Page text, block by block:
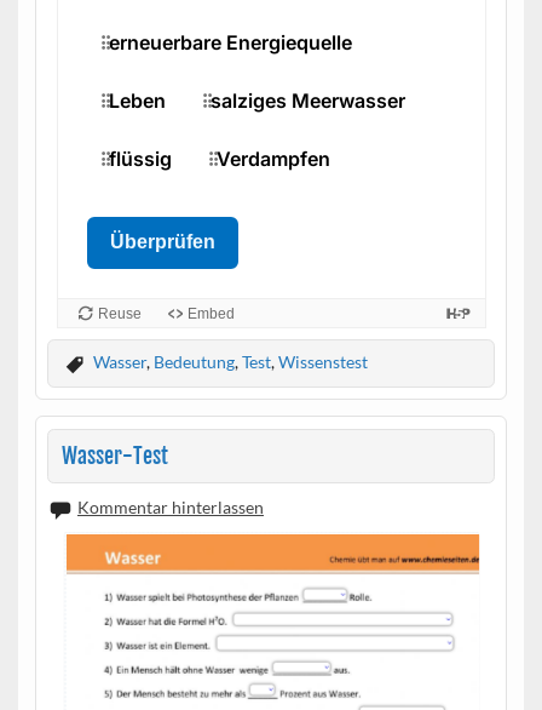
Wasser, Bedeutung,Test,Wissenstest
Wasser-Test
Kommentar hinterlassen